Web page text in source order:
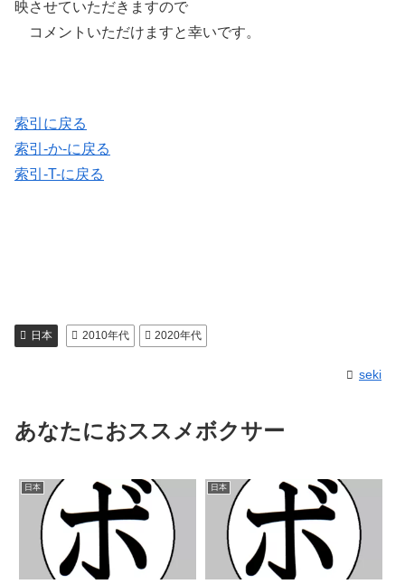
映させていただきますので
コメントいただけますと幸いです。
索引に戻る
索引-か-に戻る
索引-T-に戻る
日本 2010年代 2020年代
seki
あなたにおススメボクサー
日本 日本